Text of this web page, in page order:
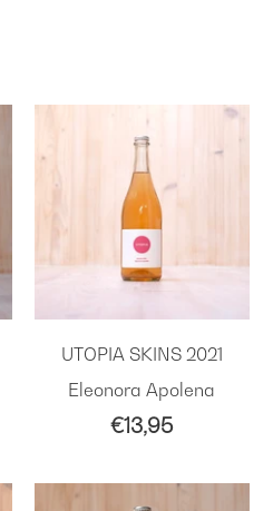
UTOPIA SKINS 2021
Eleonora Apolena
€13,95